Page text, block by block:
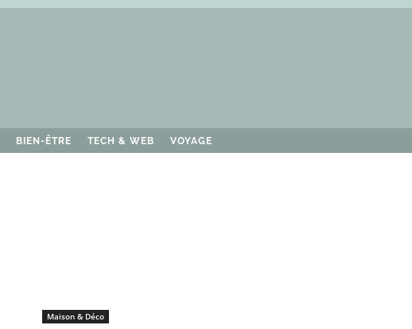
BIEN-ÊTRE TECH & WEB VOYAGE
Maison & Déco